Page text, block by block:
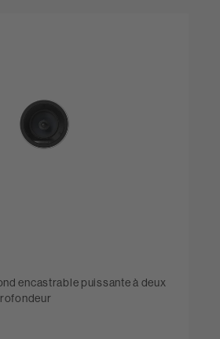
encastrable puissante à deux